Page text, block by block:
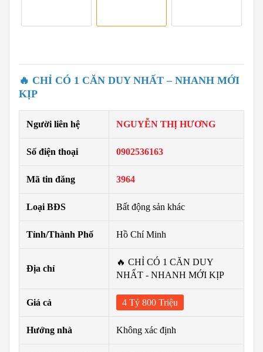
🔥 CHỈ CÓ 1 CĂN DUY NHẤT – NHANH MỚI
KỊP
Người liên hệ NGUYỄN THỊ HƯƠNG
Số điện thoại 0902536163
Mã tin đăng 3964
Loại BĐS Bất động sản khác
Tỉnh/Thành Phố Hồ Chí Minh
Địa chỉ
🔥 CHỈ CÓ 1 CĂN DUY
NHẤT - NHANH MỚI KỊP
Giá cả 4 Tỷ 800 Triệu
Hướng nhà Không xác định